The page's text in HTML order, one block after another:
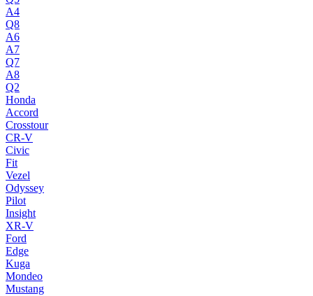
A4
Q8
A6
A7
Q7
A8
Q2
Honda
Accord
Crosstour
CR-V
Civic
Fit
Vezel
Odyssey
Pilot
Insight
XR-V
Ford
Edge
Kuga
Mondeo
Mustang